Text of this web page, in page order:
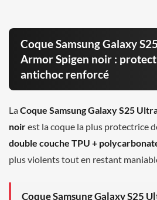
Coque Samsung Galaxy
Armor Spigen noir :
antichoc renforcé
LaCoque Samsung Galaxy S25
noirest la coque la plus protectrice
double couche TPU +
plus violents tout en restant
Coque Samsung Galaxy S25